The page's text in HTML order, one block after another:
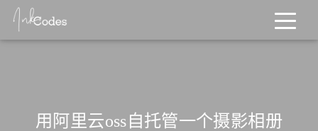
用阿里云oss自托管一个摄影相册